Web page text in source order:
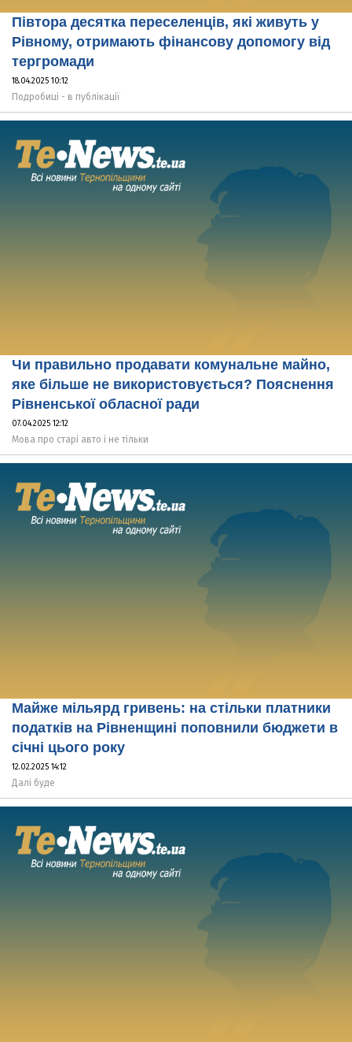
Півтора десятка переселенців, які живуть у
Рівному, отримають фінансову допомогу від
тергромади
18.04.2025 10:12
Подробиці - в публікації
Чи правильно продавати комунальне майно,
яке більше не використовується? Пояснення
Рівненської обласної ради
07.04.2025 12:12
Мова про старі авто і не тільки
Майже мільярд гривень: на стільки платники
податків на Рівненщині поповнили бюджети в
січні цього року
12.02.2025 14:12
Далі буде